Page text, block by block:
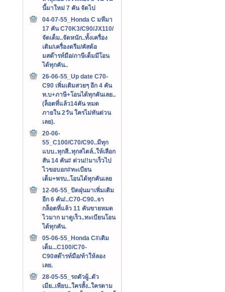
นี้มาใหม่ 7 คัน จัดไป
04-07-55_Honda C มหึมา
17 คัน C70K3/C90/JX110/
จัดเต็ม..จัดหนัก..ทั้งเครื่อง
เดิม/เครื่องดรีม/คัสต้อ
มสต๊ารท์มือ/ภาษีเต็มมีโอน
ได้ทุกคัน..
26-06-55_Up date C70-
C90 เพิ่มเติมสวยๆ อีก 4 คัน
ท.บ+ภาษี+โอนได้ทุกคันเลย..
(ล็อตที่แล้ว14คัน หมด
ภายใน 2วัน ใครไม่ทันด่วน
เลย).
20-06-
55_C100/C70/C90..มีทุก
แบบ..ทุกสี..ทุกสไตล์..ให้เลือก
สัน 14 คัน# ด่วน!!มาเร็วไป
ไวขอบอก#ทะเบียน
เต็ม+พรบ..โอนได้ทุกคันเลย
12-06-55_ปัดฝุ่นมาเพิ่มเติม
อีก 6 คัน!..C70-C90..จา
กล็อตที่แล้ว 11 คันขายหมด
ไวมาก มาดูเร็ว..ทะเบียนโอน
ได้ทุกคัน.
05-06-55_Honda C#เติม
เต็ม...C100/C70-
C90สต๊ารท์มือ/ท้าให้ลอง
เลย.
28-05-55_รถตัวผู้..ตัว
เมีย..เพียบ..ใครสั้ง..ใครตาม